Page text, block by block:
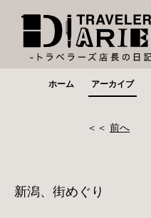
ホーム アーカイブ
＜＜ 前へ
新潟、街めぐり